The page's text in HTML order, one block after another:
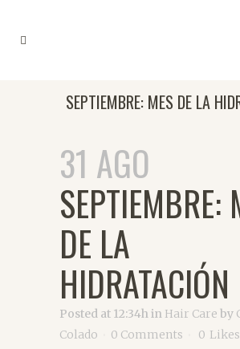
SEPTIEMBRE: MES DE LA
31 AGO
SEPTIEMBRE:
DE LA
HIDRATACIÓN
Posted at 12:34hin Hair Care by
Colado
0 Comments 0 Likes